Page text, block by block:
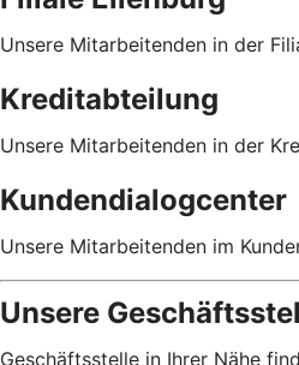
Unsere Mitarbeitenden in der
Kreditabteilung
Unsere Mitarbeitenden in der
Kundendialogcenter
Unsere Mitarbeitenden im
Unsere
Geschäftsstelle in Ihrer Nähe